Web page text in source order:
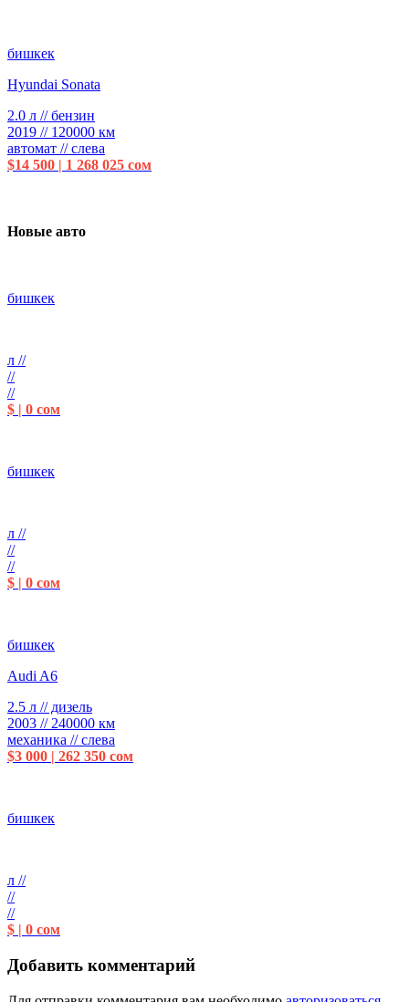
бишкек
Hyundai Sonata
2.0 л // бензин
2019 // 120000 км
автомат // слева
$14 500 | 1 268 025 сом
Новые авто
бишкек
л //
//
//
$ | 0 сом
бишкек
л //
//
//
$ | 0 сом
бишкек
Audi A6
2.5 л // дизель
2003 // 240000 км
механика // слева
$3 000 | 262 350 сом
бишкек
л //
//
//
$ | 0 сом
Добавить комментарий